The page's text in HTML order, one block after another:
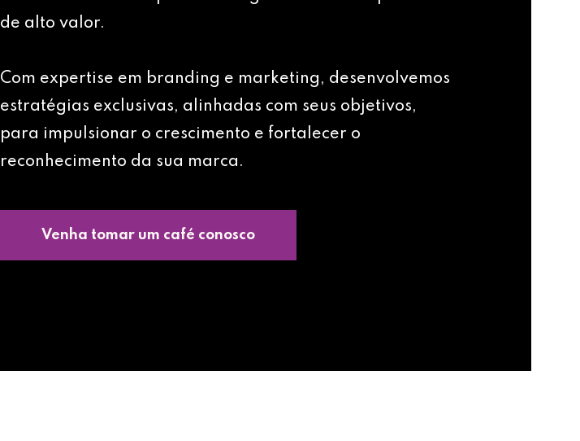
de alto valor.
Com expertise em branding e marketing, desenvolvemos
estratégias exclusivas, alinhadas com seus objetivos,
para impulsionar o crescimento e fortalecer o
reconhecimento da sua marca.
Venha tomar um café conosco